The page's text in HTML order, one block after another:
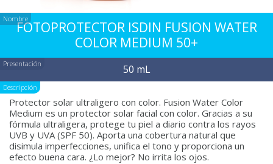
Nombre
FOTOPROTECTOR ISDIN FUSION WATER
COLOR MEDIUM 50+
Presentación 50 mL
Descripción
Protector solar ultraligero con color. Fusion Water Color
Medium es un protector solar facial con color. Gracias a su
fórmula ultraligera, protege tu piel a diario contra los rayos
UVB y UVA (SPF 50). Aporta una cobertura natural que
disimula imperfecciones, unifica el tono y proporciona un
efecto buena cara. ¿Lo mejor? No irrita los ojos.